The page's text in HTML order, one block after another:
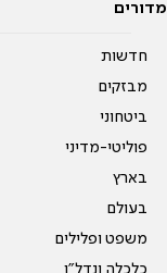
מדורים
חדשות
מבזקים
ביטחוני
פוליטי-מדיני
בארץ
בעולם
משפט ופלילים
כלכלה ונדל"ן